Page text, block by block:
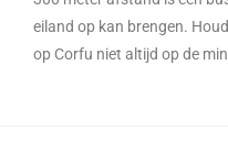
eiland op kan brengen.
op Corfu niet altijd op de